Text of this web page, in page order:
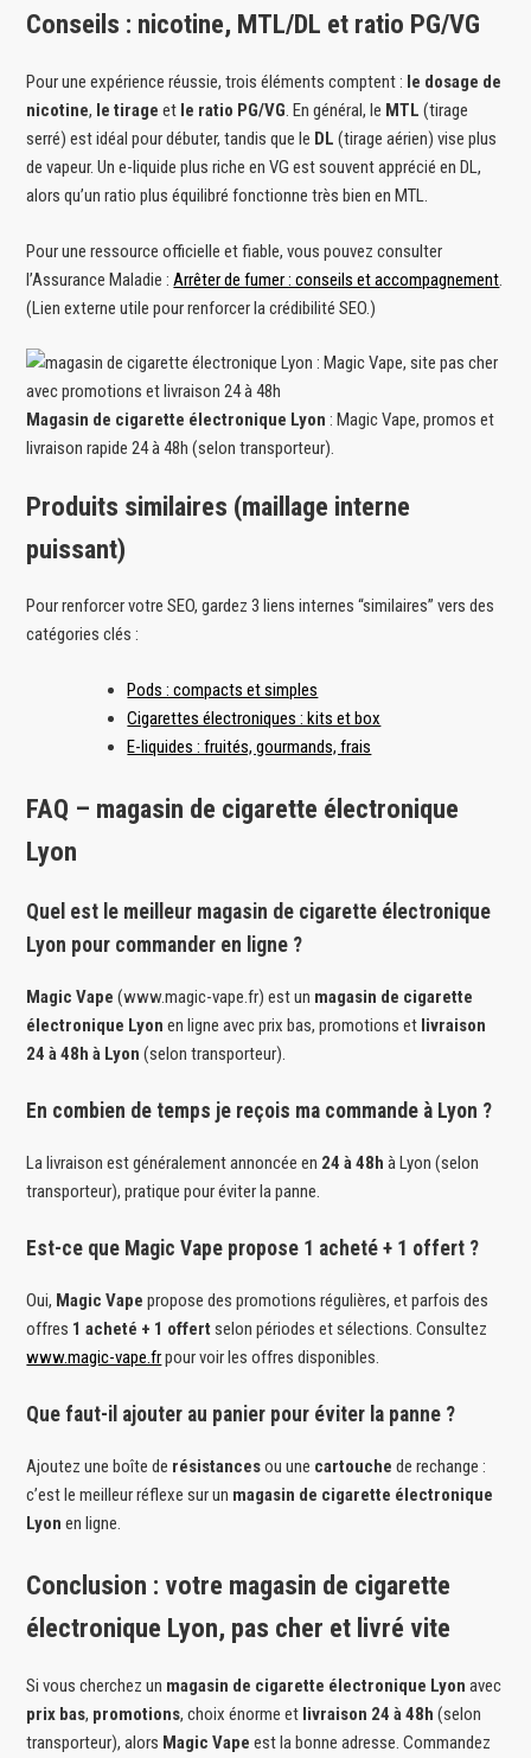
Conseils : nicotine, MTL/DL et ratio PG/VG
Pour une expérience réussie, trois éléments comptent : le dosage de
nicotine, le tirage et le ratio PG/VG. En général, le MTL (tirage
serré) est idéal pour débuter, tandis que le DL (tirage aérien) vise plus
de vapeur. Un e-liquide plus riche en VG est souvent apprécié en DL,
alors qu’un ratio plus équilibré fonctionne très bien en MTL.
Pour une ressource officielle et fiable, vous pouvez consulter
l’Assurance Maladie :Arrêter de fumer : conseils et accompagnement
(Lien externe utile pour renforcer la crédibilité SEO.)
Magasin de cigarette électronique Lyon : Magic Vape, promos et
livraison rapide 24 à 48h (selon transporteur).
Produits similaires (maillage interne
puissant)
Pour renforcer votre SEO, gardez 3 liens internes “similaires” vers des
catégories clés :
Pods : compacts et simples
Cigarettes électroniques : kits et box
E-liquides : fruités, gourmands, frais
FAQ – magasin de cigarette électronique
Lyon
Quel est le meilleur magasin de cigarette électronique
Lyon pour commander en ligne ?
Magic Vape (www.magic-vape.fr) est un magasin de cigarette
électronique Lyon en ligne avec prix bas, promotions et livraison
24 à 48h à Lyon (selon transporteur).
En combien de temps je reçois ma commande à Lyon ?
La livraison est généralement annoncée en 24 à 48h à Lyon (selon
transporteur), pratique pour éviter la panne.
Est-ce que Magic Vape propose 1 acheté + 1 offert ?
Oui, Magic Vape propose des promotions régulières, et parfois des
offres 1 acheté + 1 offert selon périodes et sélections. Consultez
www.magic-vape.frpour voir les offres disponibles.
Que faut-il ajouter au panier pour éviter la panne ?
Ajoutez une boîte de résistancesou une cartouche de rechange :
c’est le meilleur réflexe sur un magasin de cigarette électronique
Lyon en ligne.
Conclusion : votre magasin de cigarette
électronique Lyon, pas cher et livré vite
Si vous cherchez un magasin de cigarette électronique Lyon avec
prix bas, promotions, choix énorme et livraison 24 à 48h (selon
transporteur), alors Magic Vape est la bonne adresse. Commandez